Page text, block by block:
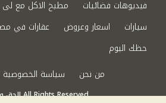
فيديوهات فضائيات
مطبخ الاكل مع
سيارات
اسعار وعروض عقارات في
حظك اليوم
من نحن
سياسة الخصوصية
©2024 الحق والضلال All Rights Reserved.